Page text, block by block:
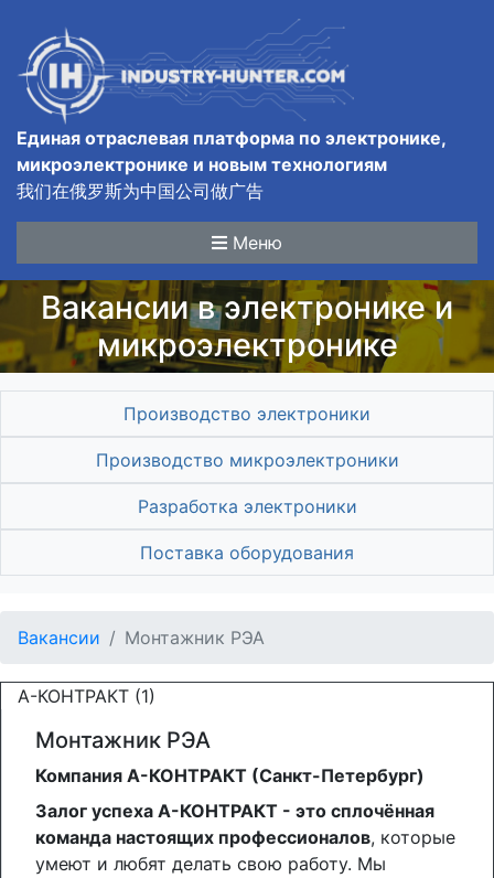
Единая отраслевая платформа по электронике,
микроэлектронике и новым технологиям
我们在俄罗斯为中国公司做广告
Меню
Вакансии в электронике и
микроэлектронике
Производство электроники
Производство микроэлектроники
Разработка электроники
Поставка оборудования
Вакансии Монтажник РЭА
А-КОНТРАКТ (1)
Монтажник РЭА
Компания А-КОНТРАКТ (Санкт-Петербург)
Залог успеха А-КОНТРАКТ - это сплочённая
команда настоящих профессионалов, которые
умеют и любят делать свою работу. Мы